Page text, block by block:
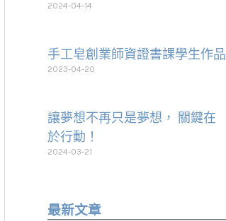
2024-04-14
手工皂創業師資證書課學生作品
2023-04-20
讓夢想不再只是夢想， 關鍵在
於行動！
2024-03-21
最新文章